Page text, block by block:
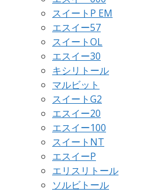
スイートP EM
エスイー57
スイートOL
エスイー30
キシリトール
マルビット
スイートG2
エスイー20
エスイー100
スイートNT
エスイーP
エリスリトール
ソルビトール